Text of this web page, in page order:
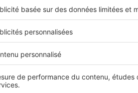
comme un balcon ou une
malfaçons couvertes
éléments de structure du
du bâti : l’ensemble de la
au réseau (gaz, eau, électricité).